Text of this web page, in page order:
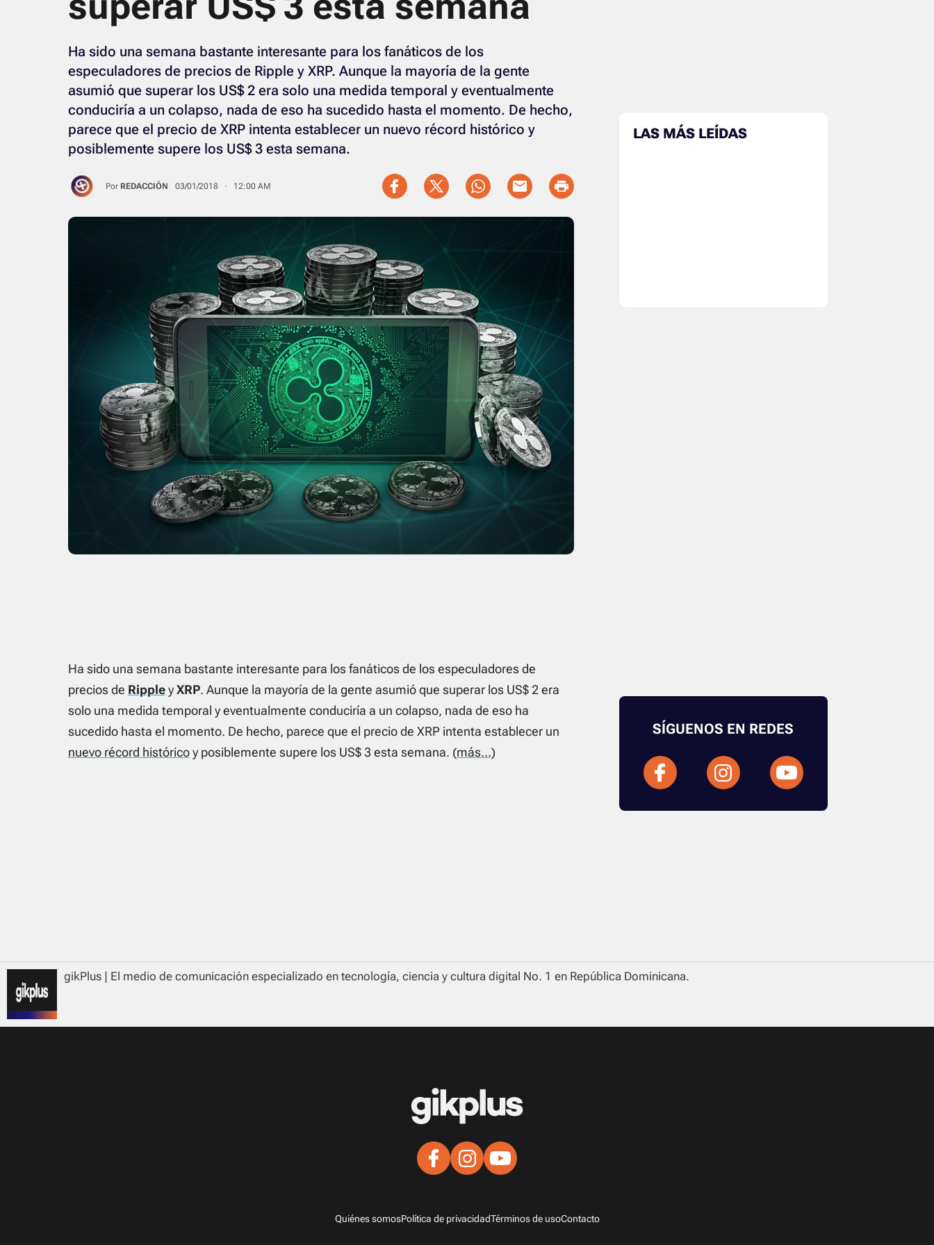
Ha sido una semana bastante interesante para los fanáticos de los
especuladores de precios de Ripple y XRP. Aunque la mayoría de la gente
asumió que superar los US$ 2 era solo una medida temporal y eventualmente
conduciría a un colapso, nada de eso ha sucedido hasta el momento. De hecho,
parece que el precio de XRP intenta establecer un nuevo récord histórico y
posiblemente supere los US$ 3 esta semana.
Por REDACCIÓN 03/01/2018 · 12:00 AM
Ha sido una semana bastante interesante para los fanáticos de los especuladores de
precios de RippleyXRP. Aunque la mayoría de la gente asumió que superar los US$ 2 era
solo una medida temporal y eventualmente conduciría a un colapso, nada de eso ha
sucedido hasta el momento. De hecho, parece que el precio de XRP intenta establecer un
nuevo récord históricoy posiblemente supere los US$ 3 esta semana. (más…)
LAS MÁS LEÍDAS
SÍGUENOS EN REDES
gikPlus | El medio de comunicación especializado en tecnología, ciencia y cultura digital No. 1 en República Dominicana.
Quiénes somosPolítica de privacidadTérminos de usoContacto